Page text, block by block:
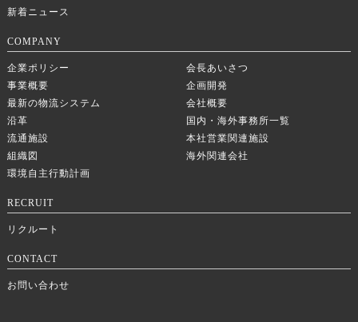
新着ニュース
COMPANY
企業ポリシー
会長あいさつ
事業概要
企画開発
最新の物流システム
会社概要
沿革
国内・海外事務所一覧
流通施設
本社営業関連施設
組織図
海外関連会社
環境自主行動計画
RECRUIT
リクルート
CONTACT
お問い合わせ